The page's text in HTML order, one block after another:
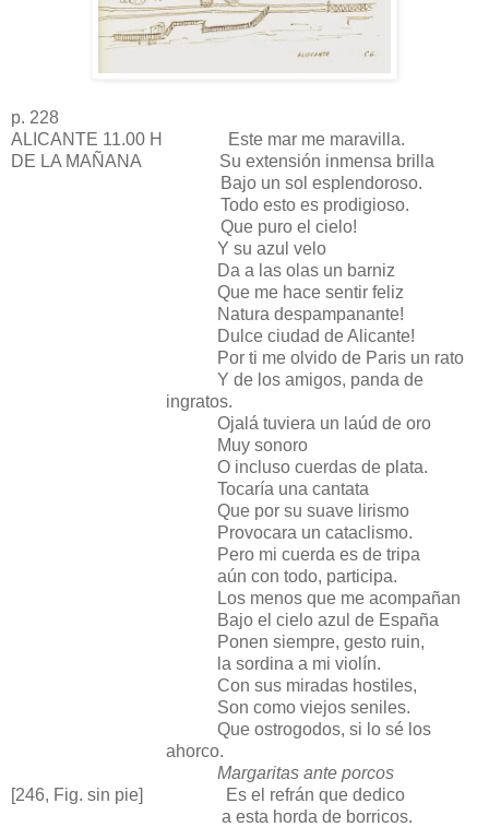
p. 228
ALICANTE 11.00 H Este mar me maravilla.
DE LA MAÑANA Su extensión inmensa brilla
Bajo un sol esplendoroso.
Todo esto es prodigioso.
Que puro el cielo!
Y su azul velo
Da a las olas un barniz
Que me hace sentir feliz
Natura despampanante!
Dulce ciudad de Alicante!
Por ti me olvido de Paris un rato
Y de los amigos, panda de
ingratos.
Ojalá tuviera un laúd de oro
Muy sonoro
O incluso cuerdas de plata.
Tocaría una cantata
Que por su suave lirismo
Provocara un cataclismo.
Pero mi cuerda es de tripa
aún con todo, participa.
Los menos que me acompañan
Bajo el cielo azul de España
Ponen siempre, gesto ruin,
la sordina a mi violín.
Con sus miradas hostiles,
Son como viejos seniles.
Que ostrogodos, si lo sé los
ahorco.
Margaritas ante porcos
[246, Fig. sin pie] Es el refrán que dedico
a esta horda de borricos.